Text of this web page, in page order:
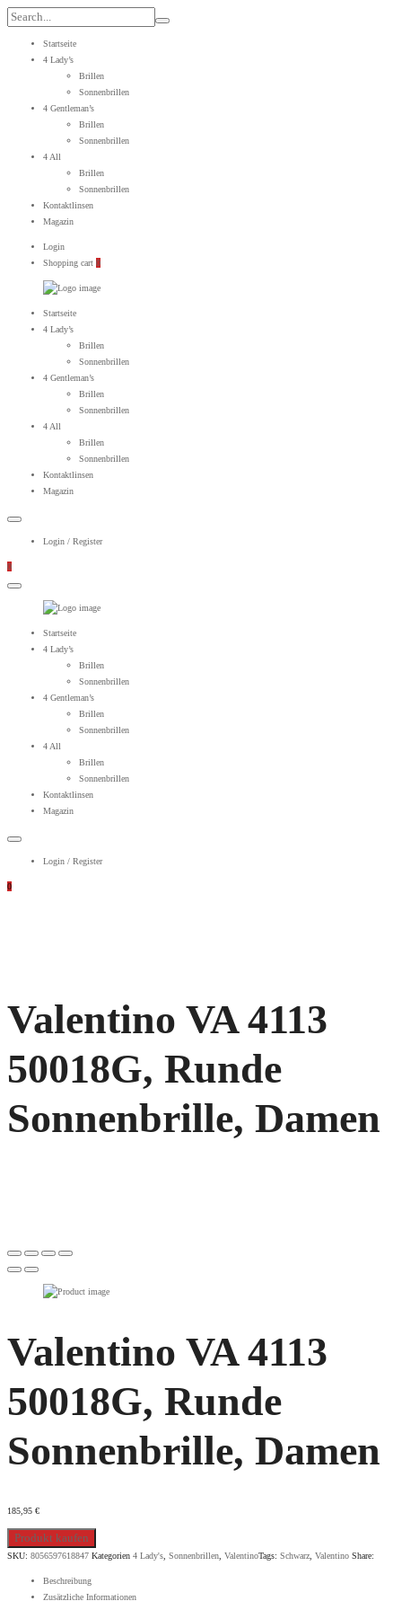
Search
for:
Startseite
4 Lady’s
Brillen
Sonnenbrillen
4 Gentleman’s
Brillen
Sonnenbrillen
4 All
Brillen
Sonnenbrillen
Kontaktlinsen
Magazin
Login
Shopping cart 0
Primary
Startseite
4 Lady’s
Brillen
Sonnenbrillen
4 Gentleman’s
Brillen
Sonnenbrillen
4 All
Brillen
Sonnenbrillen
Kontaktlinsen
Magazin
Login / Register
0
Primary
Startseite
4 Lady’s
Brillen
Sonnenbrillen
4 Gentleman’s
Brillen
Sonnenbrillen
4 All
Brillen
Sonnenbrillen
Kontaktlinsen
Magazin
Login / Register
0
Valentino VA 4113
50018G, Runde
Sonnenbrille, Damen
Valentino VA 4113
50018G, Runde
Sonnenbrille, Damen
185,95 €
Produkt kaufen
SKU: 8056597618847 Kategorien 4 Lady's, Sonnenbrillen, ValentinoTags: Schwarz, Valentino Share:
Beschreibung
Zusätzliche Informationen